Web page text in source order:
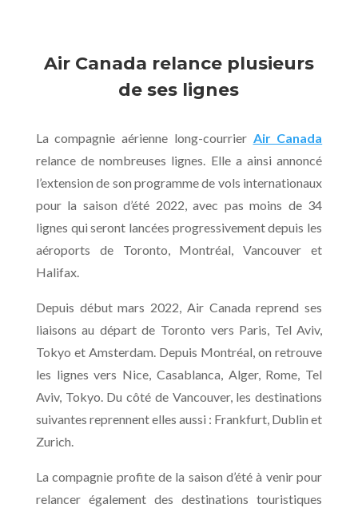
Air Canada relance plusieurs
de ses lignes
La compagnie aérienne long-courrier Air Canada
relance de nombreuses lignes. Elle a ainsi annoncé
l’extension de son programme de vols internationaux
pour la saison d’été 2022, avec pas moins de 34
lignes qui seront lancées progressivement depuis les
aéroports de Toronto, Montréal, Vancouver et
Halifax.
Depuis début mars 2022, Air Canada reprend ses
liaisons au départ de Toronto vers Paris, Tel Aviv,
Tokyo et Amsterdam. Depuis Montréal, on retrouve
les lignes vers Nice, Casablanca, Alger, Rome, Tel
Aviv, Tokyo. Du côté de Vancouver, les destinations
suivantes reprennent elles aussi : Frankfurt, Dublin et
Zurich.
La compagnie profite de la saison d’été à venir pour
relancer également des destinations touristiques